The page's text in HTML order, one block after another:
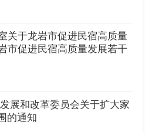
关于龙岩市促进民宿高质量
市促进民宿高质量发展若干
展和改革委员会关于扩大家
的通知